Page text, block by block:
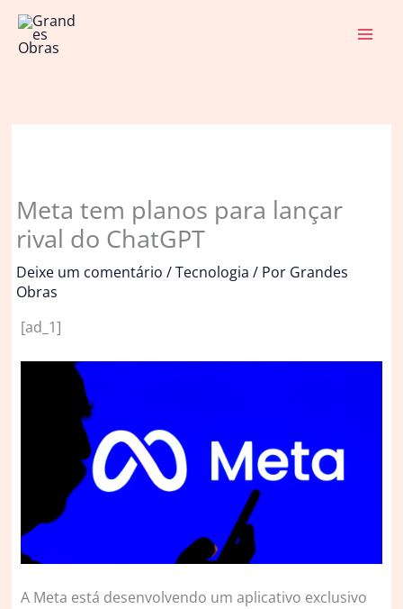
para
Meta tem planos para lançar
rival do ChatGPT
Deixe um comentário /Tecnologia / Por Grandes
Obras
[ad_1]
A Meta está desenvolvendo um aplicativo exclusivo